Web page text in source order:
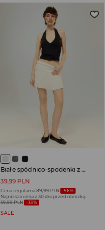
Białe spódnico-spodenki z marszczonym wywijanym pasem
39,99 PLN
Cena regularna89,99 PLN -56%
Najniższa cena z 30 dni przed obniżką
59,99 PLN -33%
SALE